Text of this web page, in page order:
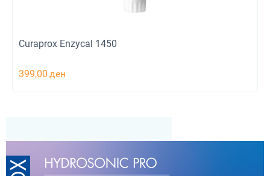
Curaprox Enzycal 1450
399,00 ден